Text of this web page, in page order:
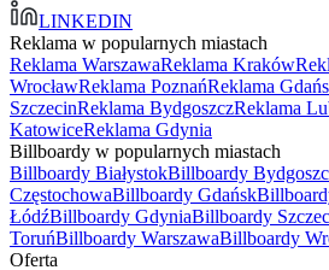
LINKEDIN
Reklama w popularnych miastach
Reklama WarszawaReklama Kraków
WrocławReklama PoznańReklama
SzczecinReklama BydgoszczReklama
KatowiceReklama Gdynia
Billboardy w popularnych miastach
Billboardy BiałystokBillboardy
CzęstochowaBillboardy Gdańsk
ŁódźBillboardy GdyniaBillboardy
ToruńBillboardy WarszawaBillboardy
Oferta